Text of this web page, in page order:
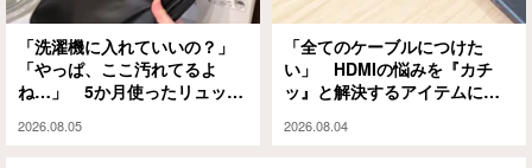
「洗濯機に入れていいの？」
「やっぱ、ここ汚れてるよ
ね…」 5か月使ったリュック
2026.08.05
「全てのケーブルにつけた
い」 HDMIの悩みを『カチ
ッ』と解決するアイテムに
げそう」
2026.08.04